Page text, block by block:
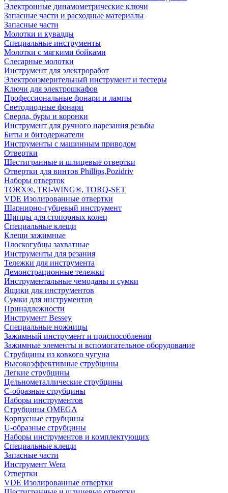
Электронные динамометрические ключи
Запасные части и расходные материалы
Запасные части
Молотки и кувалды
Специальные инструменты
Молотки с мягкими бойками
Слесарные молотки
Инструмент для электроработ
Электроизмерительный инструмент и тестеры
Ключи для электрошкафов
Профессиональные фонари и лампы
Светодиодные фонари
Сверла, буры и коронки
Инструмент для ручного нарезания резьбы
Биты и битодержатели
Инструменты с машинным приводом
Отвертки
Шестигранные и шлицевые отвертки
Отвертки для винтов Phillips,Pozidriv
Наборы отверток
TORX®, TRI-WING®, TORQ-SET
VDE Изолированные отвертки
Шарнирно-губцевый инструмент
Щипцы для стопорных колец
Специальные клещи
Клещи зажимные
Плоскогубцы захватные
Инструменты для резания
Тележки для инструмента
Демонстрационные тележки
Инструментальные чемоданы и сумки
Ящики для инструментов
Сумки для инструментов
Принадлежности
Инструмент Bessey
Специальные ножницы
Зажимный инструмент и приспособления
Зажимные элементы и вспомогательное оборудование
Струбцины из ковкого чугуна
Высокоэффективные струбцины
Легкие струбцины
Цельнометаллические струбцины
C-образные струбцины
Наборы инструментов
Струбцины OMEGA
Корпусные струбцины
U-образные струбцины
Наборы инструментов и комплектующих
Специальные клещи
Запасные части
Инструмент Wera
Отвертки
VDE Изолированные отвертки